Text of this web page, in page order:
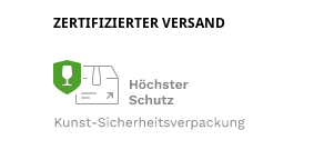
ZERTIFIZIERTER VERSAND